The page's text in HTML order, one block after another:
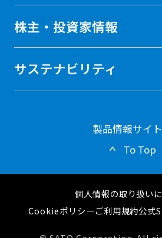
株主・投資家情報
サステナビリティ
製品情報サイト
新
タ
To Top
公式
ご利用規約
Cookieポリシー
個人情報の取り扱い